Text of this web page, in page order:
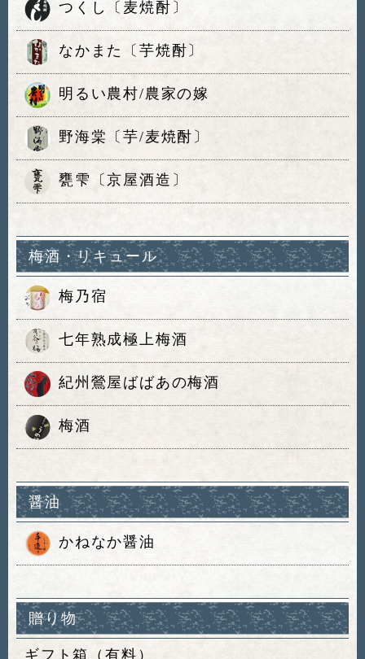
つくし〔麦焼酎〕
なかまた〔芋焼酎〕
明るい農村/農家の嫁
野海棠〔芋/麦焼酎〕
甕雫〔京屋酒造〕
梅酒・リキュール
梅乃宿
七年熟成極上梅酒
紀州鶯屋ばばあの梅酒
梅酒
醤油
かねなか醤油
贈り物
ギフト箱（有料）